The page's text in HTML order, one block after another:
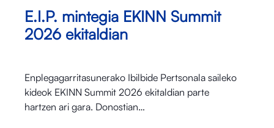
E.I.P. mintegia EKINN Summit
2026 ekitaldian
Enplegagarritasunerako Ibilbide Pertsonala saileko
kideok EKINN Summit 2026 ekitaldian parte
hartzen ari gara. Donostian…